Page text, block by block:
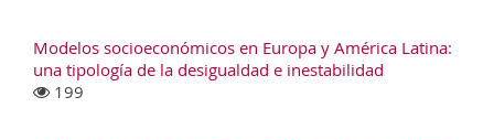
Modelos socioeconómicos en Europa y América Latina:
una tipología de la desigualdad e inestabilidad
199